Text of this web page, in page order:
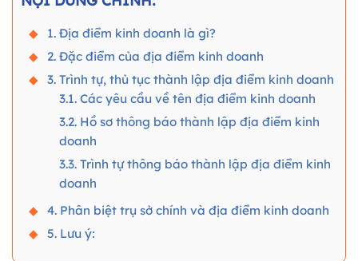
1. Địa điểm kinh doanh là gì?
2. Đặc điểm của địa điểm kinh doanh
3. Trình tự, thủ tục thành lập địa điểm kinh doanh
3.1. Các yêu cầu về tên địa điểm kinh doanh
3.2. Hồ sơ thông báo thành lập địa điểm kinh
doanh
3.3. Trình tự thông báo thành lập địa điểm kinh
doanh
4. Phân biệt trụ sở chính và địa điểm kinh doanh
5. Lưu ý: